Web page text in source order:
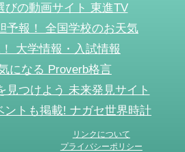
びの動画サイト 東進TV
予報！ 全国学校のお天気
大学情報・入試情報
になる Proverb格言
見つけよう 未来発見サイト
ントも掲載! ナガセ世界時計
リンクについて
プライバシーポリシー